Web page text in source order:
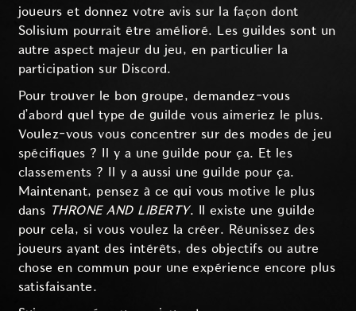
joueurs et donnez votre avis sur la façon dont
Solisium pourrait être amélioré. Les guildes sont un
autre aspect majeur du jeu, en particulier la
participation sur Discord.
Pour trouver le bon groupe, demandez-vous
d’abord quel type de guilde vous aimeriez le plus.
Voulez-vous vous concentrer sur des modes de jeu
spécifiques ? Il y a une guilde pour ça. Et les
classements ? Il y a aussi une guilde pour ça.
Maintenant, pensez à ce qui vous motive le plus
dans THRONE AND LIBERTY. Il existe une guilde
pour cela, si vous voulez la créer. Réunissez des
joueurs ayant des intérêts, des objectifs ou autre
chose en commun pour une expérience encore plus
satisfaisante.